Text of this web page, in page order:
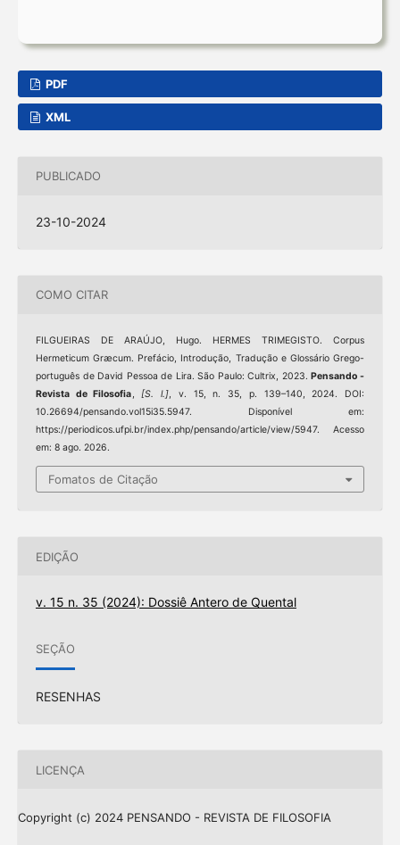
PDF
XML
PUBLICADO
23-10-2024
COMO CITAR
FILGUEIRAS DE ARAÚJO, Hugo. HERMES TRIMEGISTO. Corpus
Hermeticum Græcum. Prefácio, Introdução, Tradução e Glossário Grego-
português de David Pessoa de Lira. São Paulo: Cultrix, 2023.Pensando -
Revista de Filosofia,[S. l.], v. 15, n. 35, p. 139–140, 2024. DOI:
10.26694/pensando.vol15i35.5947. Disponível em:
https://periodicos.ufpi.br/index.php/pensando/article/view/5947. Acesso
em: 8 ago. 2026.
Fomatos de Citação
EDIÇÃO
v. 15 n. 35 (2024): Dossiê Antero de Quental
SEÇÃO
RESENHAS
LICENÇA
Copyright (c) 2024 PENSANDO - REVISTA DE FILOSOFIA